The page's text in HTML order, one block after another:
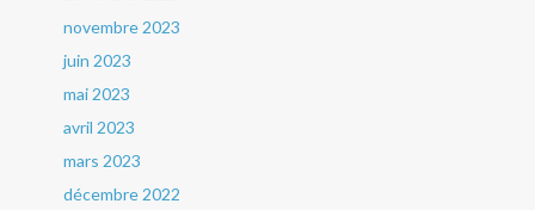
novembre 2023
juin 2023
mai 2023
avril 2023
mars 2023
décembre 2022